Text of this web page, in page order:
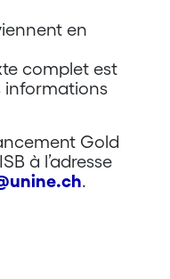
en
complet est
informations
Gold
à l’adresse
.